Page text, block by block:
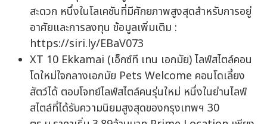
สะดวก หนึ่งในโลเคชันที่มีศักยภาพสูงสุดสำหรับการอยู่
อาศัยและการลงทุน ข้อมูลเพิ่มเติม :
https://siri.ly/EBaV073
XT 10 Ekkamai (เอ็กซ์ที เทน เอกมัย) ไลฟ์สไตล์คอน
โดใหม่ใจกลางเอกมัย Pets Welcome คอนโดเลี้ยง
สัตว์ได้ ตอบโจทย์ไลฟ์สไตล์คนรุ่นใหม่ หนึ่งในย่านไลฟ์
สไตล์ที่ได้รับความนิยมสูงสุดของกรุงเทพฯ 30